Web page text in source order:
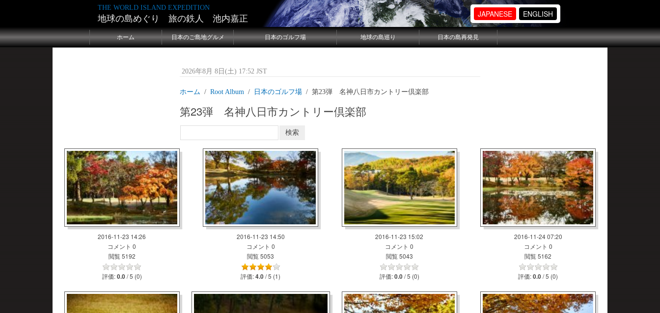
THE WORLD ISLAND EXPEDITION
地球の島めぐり 旅の鉄人 池内嘉正 JAPANESE ENGLISH
ホーム 日本のご島地グルメ 日本のゴルフ場 地球の島巡り 日本の島再発見
2026年8月 8日(土) 17:52 JST
ホーム Root Album 日本のゴルフ場 第23弾 名神八日市カントリー倶楽部
第23弾 名神八日市カントリー倶楽部
2016-11-23 14:26
コメント 0
閲覧 5192
評価:0.0 / 5 (0)
2016-11-23 14:50
コメント 0
閲覧 5053
評価:4.0 / 5 (1)
2016-11-23 15:02
コメント 0
閲覧 5043
評価:0.0 / 5 (0)
2016-11-24 07:20
コメント 0
閲覧 5162
評価:0.0 / 5 (0)